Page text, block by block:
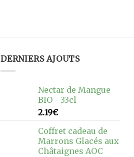
DERNIERS AJOUTS
Nectar de Mangue
BIO - 33cl
2.19€
Coffret cadeau de
Marrons Glacés aux
Châtaignes AOC